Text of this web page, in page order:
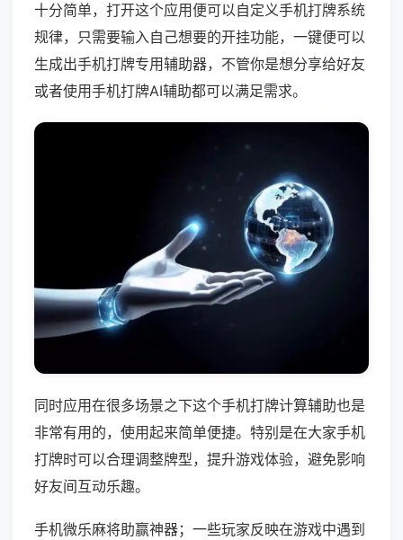
十分简单，打开这个应用便可以自定义手机打牌系统
规律，只需要输入自己想要的开挂功能，一键便可以
生成出手机打牌专用辅助器，不管你是想分享给好友
或者使用手机打牌AI辅助都可以满足需求。
同时应用在很多场景之下这个手机打牌计算辅助也是
非常有用的，使用起来简单便捷。特别是在大家手机
打牌时可以合理调整牌型，提升游戏体验，避免影响
好友间互动乐趣。
手机微乐麻将助赢神器；一些玩家反映在游戏中遇到